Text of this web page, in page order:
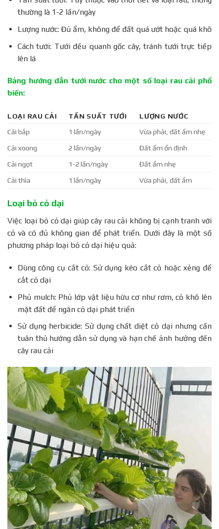
thường là 1-2 lần/ngày
Lượng nước: Đủ ẩm, không để đất quá ướt hoặc quá khô
Cách tưới: Tưới đều quanh gốc cây, tránh tưới trực tiếp
lên lá
Bảng hướng dẫn tưới nước cho một số loại rau cải phổ
biến:
LOẠI RAU CẢI TẦN SUẤT TƯỚI
LƯỢNG NƯỚC
Cải bắp
1 lần/ngày Vừa phải, đất ẩm nhẹ
Cải xoong 2 lần/ngày Đất ẩm ổn định
Cải ngọt 1-2 lần/ngày Đất ẩm nhẹ
Cải thìa 1 lần/ngày Vừa phải, đất ẩm
Loại bỏ cỏ dại
Việc loại bỏ cỏ dại giúp cây rau cải không bị cạnh tranh với
cỏ và có đủ không gian để phát triển. Dưới đây là một số
phương pháp loại bỏ cỏ dại hiệu quả:
Dùng công cụ cắt cỏ: Sử dụng kéo cắt cỏ hoặc xẻng để
cắt cỏ dại
Phủ mulch: Phủ lớp vật liệu hữu cơ như rơm, cỏ khô lên
mặt đất để ngăn cỏ dại phát triển
Sử dụng herbicide: Sử dụng chất diệt cỏ dại nhưng cần
tuân thủ hướng dẫn sử dụng và hạn chế ảnh hưởng đến
cây rau cải